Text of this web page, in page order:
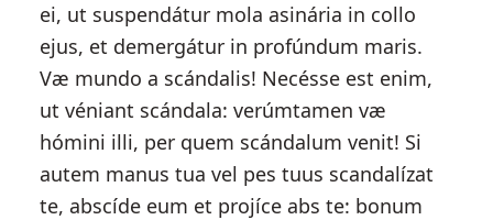
ei, ut suspendátur mola asinária in collo
ejus, et demergátur in profúndum maris.
Væ mundo a scándalis! Necésse est enim,
ut véniant scándala: verúmtamen væ
hómini illi, per quem scándalum venit! Si
autem manus tua vel pes tuus scandalízat
te, abscíde eum et projíce abs te: bonum